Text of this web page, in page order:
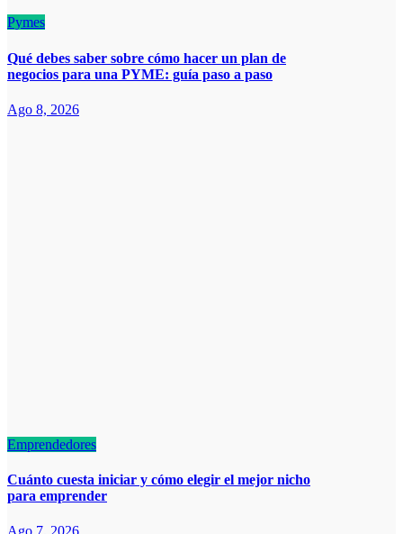
Pymes
Qué debes saber sobre cómo hacer un plan de
negocios para una PYME: guía paso a paso
Ago 8, 2026
Emprendedores
Cuánto cuesta iniciar y cómo elegir el mejor nicho
para emprender